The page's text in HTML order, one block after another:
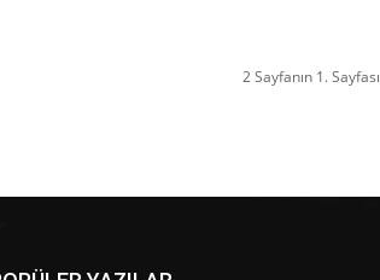
2 Sayfanın 1. Sayfası